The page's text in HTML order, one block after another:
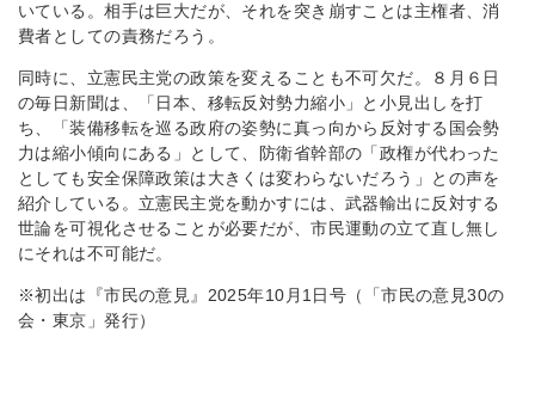
いている。相手は巨大だが、それを突き崩すことは主権者、消
費者としての責務だろう。
同時に、立憲民主党の政策を変えることも不可欠だ。８月６日
の毎日新聞は、「日本、移転反対勢力縮小」と小見出しを打
ち、「装備移転を巡る政府の姿勢に真っ向から反対する国会勢
力は縮小傾向にある」として、防衛省幹部の「政権が代わった
としても安全保障政策は大きくは変わらないだろう」との声を
紹介している。立憲民主党を動かすには、武器輸出に反対する
世論を可視化させることが必要だが、市民運動の立て直し無し
にそれは不可能だ。
※初出は『市民の意見』2025年10月1日号（「市民の意見30の
会・東京」発行）